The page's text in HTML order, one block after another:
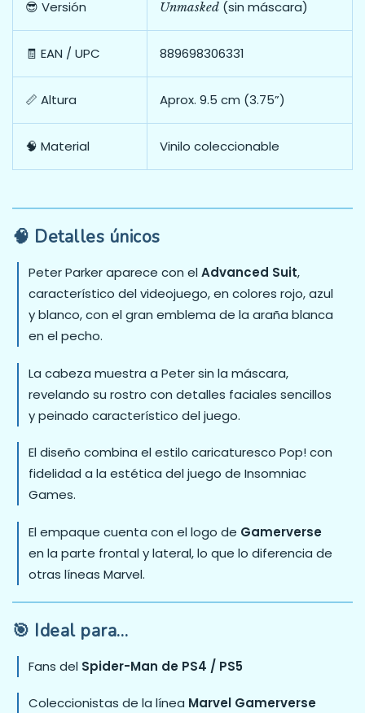
😎 Versión Unmasked (sin máscara)
🧾 EAN / UPC 889698306331
📏 Altura Aprox. 9.5 cm (3.75”)
🧠 Material Vinilo coleccionable
🧠 Detalles únicos
Peter Parker aparece con el Advanced Suit,
característico del videojuego, en colores rojo, azul
y blanco, con el gran emblema de la araña blanca
en el pecho.
La cabeza muestra a Peter sin la máscara,
revelando su rostro con detalles faciales sencillos
y peinado característico del juego.
El diseño combina el estilo caricaturesco Pop! con
fidelidad a la estética del juego de Insomniac
Games.
El empaque cuenta con el logo de Gamerverse
en la parte frontal y lateral, lo que lo diferencia de
otras líneas Marvel.
🎯 Ideal para…
Fans del Spider-Man de PS4 / PS5
Coleccionistas de la línea Marvel Gamerverse